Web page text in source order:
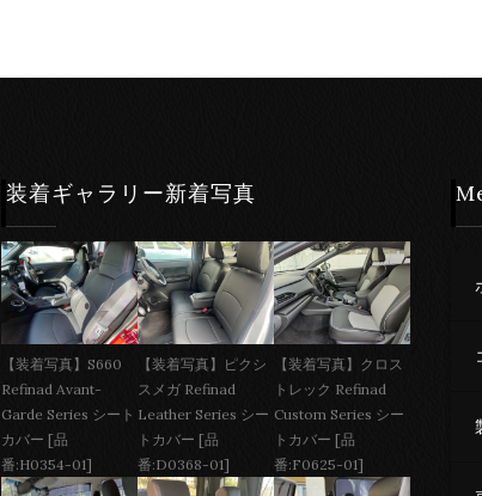
装着ギャラリー新着写真
【装着写真】S660
Refinad Avant-
Garde Series シート
カバー [品
番:H0354-01]
【装着写真】ピクシ
スメガ Refinad
Leather Series シー
トカバー [品
番:D0368-01]
【装着写真】クロス
トレック Refinad
Custom Series シー
トカバー [品
番:F0625-01]